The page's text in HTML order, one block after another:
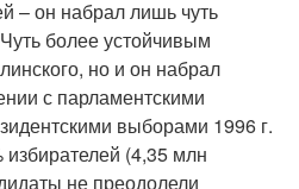
– он набрал лишь чуть
более устойчивым
но и он набрал
с парламентскими
выборами 1996 г.
избирателей (4,35 млн
не преодолели